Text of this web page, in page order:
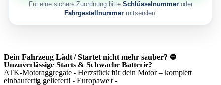
Für eine sichere Zuordnung bitte Schlüsselnummeroder
Fahrgestellnummermitsenden.
Dein Fahrzeug Lädt / Startet nicht mehr sauber? ⛔
Unzuverlässige Starts & Schwache Batterie?
ATK-Motoraggregate - Herzstück für dein Motor – komplett
einbaufertig geliefert! - Europaweit -